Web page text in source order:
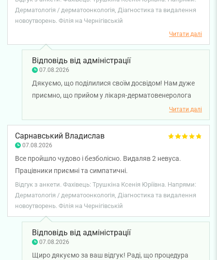
Дерматологія / дерматоонкологія, Діагностика та видалення
новоутворень. Філія на Чернігівській
Читати далі
Відповідь від адміністрації
07.08.2026
Дякуємо, що поділилися своїм досвідом! Нам дуже
приємно, що прийом у лікаря-дерматовенеролога
Ксенії Трушкіної пройшов спокійно та комфортно, а
видалення папіломи не спричинило болісних
відчуттів. Раді, що професійність фахівця допомогла
зробити процедуру легкою для вас. Бажаємо
міцного здоров’я!
Читати далі
Сарнавський Владислав
07.08.2026
Все пройшло чудово і безболісно. Видаляв 2 невуса.
Працівники приємні та симпатичні.
Відгук з анкети. Фахівець: Трушкіна Ксенія Юріївна. Напрями:
Дерматологія / дерматоонкологія, Діагностика та видалення
новоутворень. Філія на Чернігівській
Відповідь від адміністрації
07.08.2026
Щиро дякуємо за ваш відгук! Раді, що процедура